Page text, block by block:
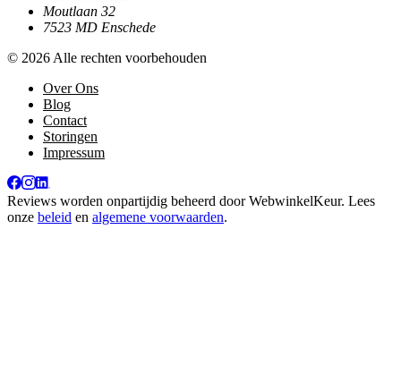
Moutlaan 32
7523 MD Enschede
© 2026 Alle rechten voorbehouden
Over Ons
Blog
Contact
Storingen
Impressum
Reviews worden onpartijdig beheerd doorWebwinkelKeur. Lees
onze beleid en algemene voorwaarden.